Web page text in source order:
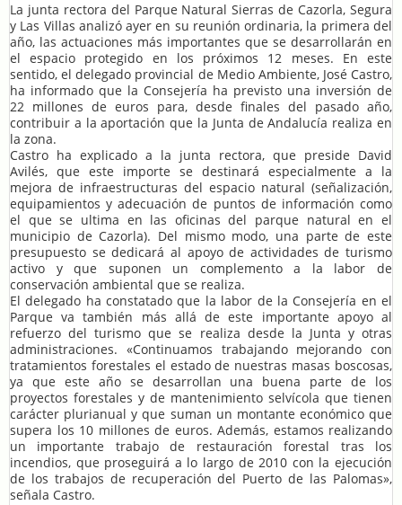
La junta rectora del Parque Natural Sierras de Cazorla, Segura
y Las Villas analizó ayer en su reunión ordinaria, la primera del
año, las actuaciones más importantes que se desarrollarán en
el espacio protegido en los próximos 12 meses. En este
sentido, el delegado provincial de Medio Ambiente, José Castro,
ha informado que la Consejería ha previsto una inversión de
22 millones de euros para, desde finales del pasado año,
contribuir a la aportación que la Junta de Andalucía realiza en
la zona.
Castro ha explicado a la junta rectora, que preside David
Avilés, que este importe se destinará especialmente a la
mejora de infraestructuras del espacio natural (señalización,
equipamientos y adecuación de puntos de información como
el que se ultima en las oficinas del parque natural en el
municipio de Cazorla). Del mismo modo, una parte de este
presupuesto se dedicará al apoyo de actividades de turismo
activo y que suponen un complemento a la labor de
conservación ambiental que se realiza.
El delegado ha constatado que la labor de la Consejería en el
Parque va también más allá de este importante apoyo al
refuerzo del turismo que se realiza desde la Junta y otras
administraciones. «Continuamos trabajando mejorando con
tratamientos forestales el estado de nuestras masas boscosas,
ya que este año se desarrollan una buena parte de los
proyectos forestales y de mantenimiento selvícola que tienen
carácter plurianual y que suman un montante económico que
supera los 10 millones de euros. Además, estamos realizando
un importante trabajo de restauración forestal tras los
incendios, que proseguirá a lo largo de 2010 con la ejecución
de los trabajos de recuperación del Puerto de las Palomas»,
señala Castro.